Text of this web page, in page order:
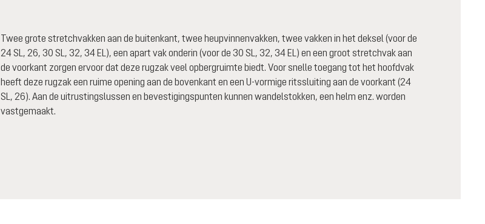
Twee grote stretchvakken aan de buitenkant, twee heupvinnenvakken, twee vakken in het deksel (voor de
24 SL, 26, 30 SL, 32, 34 EL), een apart vak onderin (voor de 30 SL, 32, 34 EL) en een groot stretchvak aan
de voorkant zorgen ervoor dat deze rugzak veel opbergruimte biedt. Voor snelle toegang tot het hoofdvak
heeft deze rugzak een ruime opening aan de bovenkant en een U-vormige ritssluiting aan de voorkant (24
SL, 26). Aan de uitrustingslussen en bevestigingspunten kunnen wandelstokken, een helm enz. worden
vastgemaakt.